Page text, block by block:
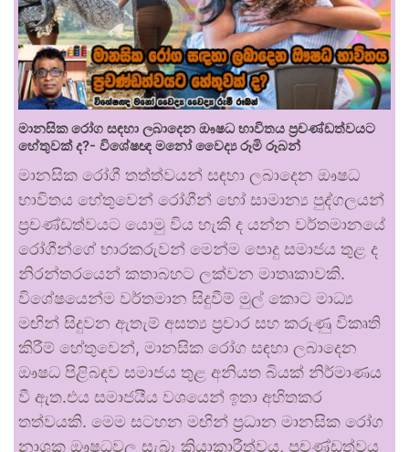
මානසික රෝග සඳහා ලබාදෙන ඖෂධ භාවිතය ප්‍රචණ්ඩත්වයට
හේතුවක් ද?- විශේෂඥ මනෝ වෛද්‍ය රූමි රූබන්
මානසික රෝගී තත්ත්වයන් සඳහා ලබාදෙන ඖෂධ
භාවිතය හේතුවෙන් රෝගීන් හෝ සාමාන්‍ය පුද්ගලයන්
ප්‍රචණ්ඩත්වයට යොමු විය හැකි ද යන්න වර්තමානයේ
රෝගීන්ගේ භාරකරුවන් මෙන්ම පොදු සමාජය තුළ ද
නිරන්තරයෙන් කතාබහට ලක්වන මාතෘකාවකි.
විශේෂයෙන්ම වර්තමාන සිදුවීම් මුල් කොට මාධ්‍ය
මඟින් සිදුවන ඇතැම් අසත්‍ය ප්‍රචාර සහ කරුණු විකෘති
කිරීම් හේතුවෙන්, මානසික රෝග සඳහා ලබාදෙන
ඖෂධ පිළිබඳව සමාජය තුළ අනියත බියක් නිර්මාණය
වී ඇත.එය සමාජයීය වශයෙන් ඉතා අහිතකර
තත්වයකි. මෙම සටහන මඟින් ප්‍රධාන මානසික රෝග
නාශක ඖෂධවල සැබෑ ක්‍රියාකාරීත්වය, ප්‍රචණ්ඩත්වය